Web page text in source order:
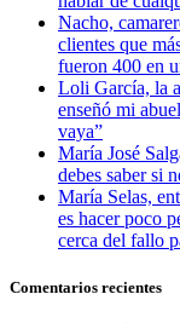
Nacho,
clientes que
fueron 400 en
Loli García, la
enseñó mi
vaya”
María José
debes saber si
María Selas,
es hacer poco
cerca del fallo
Comentarios recientes